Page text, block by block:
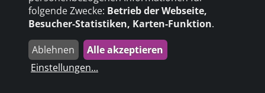
folgende Zwecke: Betrieb der Webseite,
Besucher-Statistiken, Karten-Funktion.
Ablehnen
Alle akzeptieren
Einstellungen...